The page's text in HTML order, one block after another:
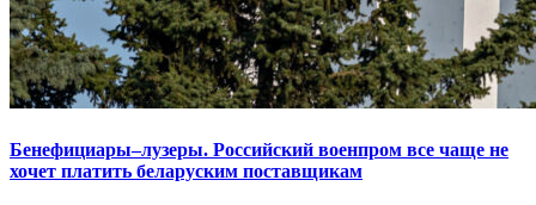
Бенефициары–лузеры. Российский военпром все чаще не
хочет платить беларуским поставщикам